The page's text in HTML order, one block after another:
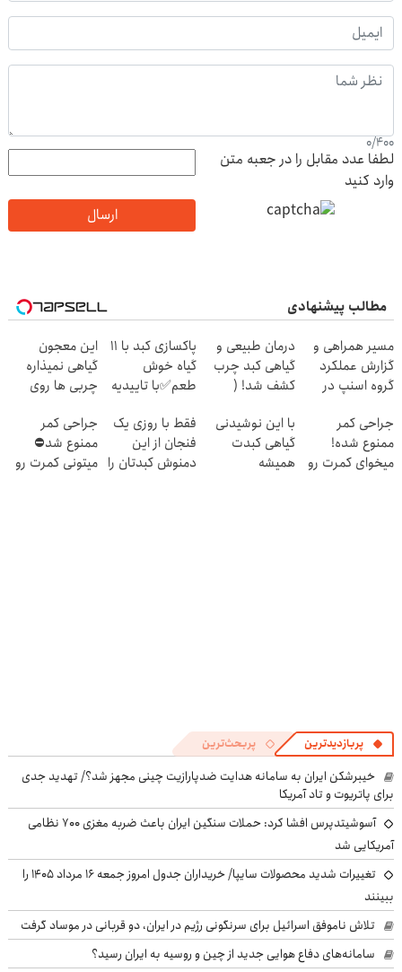
0/400
لطفا عدد مقابل را در جعبه متن
وارد کنید
ارسال
مطالب پیشنهادی
مسیر همراهی و
گزارش عملکرد
گروه اسنپ در
درمان طبیعی و
گیاهی کبد چرب
کشف شد! (
محصول با
تخفیف ویژه)
پاکسازی کبد با 11
گیاه خوش
طعم✅با تاییدیه
این معجون
گیاهی نمیذاره
چربی ها روی
بشن55%تخفیف
جراحی کمر
ممنوع شده!
میخوای کمرت رو
با این نوشیدنی
گیاهی کبدت
همیشه
فقط با روزی یک
فنجان از این
دمنوش کبدتان را
جراحی کمر
ممنوع شد⛔
میتونی کمرت رو
پربازدیدترین پربحث‌ترین
خیبرشکن ایران به سامانه هدایت ضدپارازیت چینی مجهز شد؟/ تهدید جدی
برای پاتریوت و تاد آمریکا
آسوشیتدپرس افشا کرد: حملات سنگین ایران باعث ضربه مغزی ۷۰۰ نظامی
آمریکایی شد
تغییرات شدید محصولات سایپا/ خریداران جدول امروز جمعه ۱۶ مرداد ۱۴۰۵ را
ببینند
تلاش ناموفق اسرائیل برای سرنگونی رژیم در ایران، دو قربانی در موساد گرفت
سامانه‌های دفاع هوایی جدید از چین و روسیه به ایران رسید؟